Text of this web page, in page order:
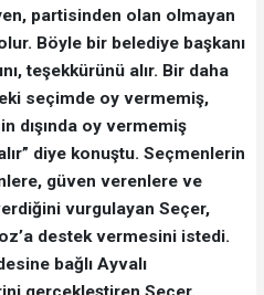
partisinden olan olmayan
Böyle bir belediye başkanı
teşekkürünü alır. Bir daha
seçimde oy vermemiş,
dışında oy vermemiş
diye konuştu. Seçmenlerin
güven verenlere ve
vurgulayan Seçer,
destek vermesini istedi.
bağlı Ayvalı